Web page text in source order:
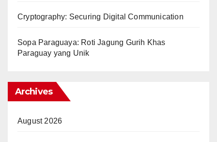
Cryptography: Securing Digital Communication
Sopa Paraguaya: Roti Jagung Gurih Khas
Paraguay yang Unik
Archives
August 2026